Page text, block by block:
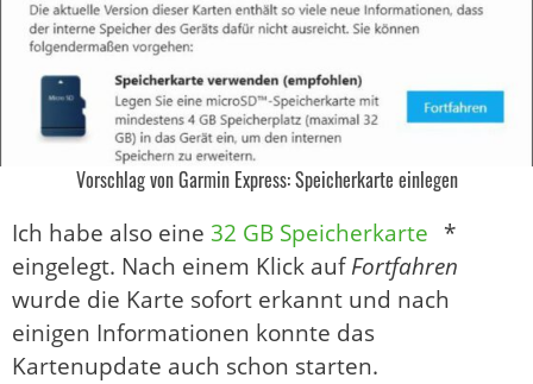
Vorschlag von Garmin Express: Speicherkarte einlegen
Ich habe also eine 32 GB Speicherkarte *
eingelegt. Nach einem Klick aufFortfahren
wurde die Karte sofort erkannt und nach
einigen Informationen konnte das
Kartenupdate auch schon starten.